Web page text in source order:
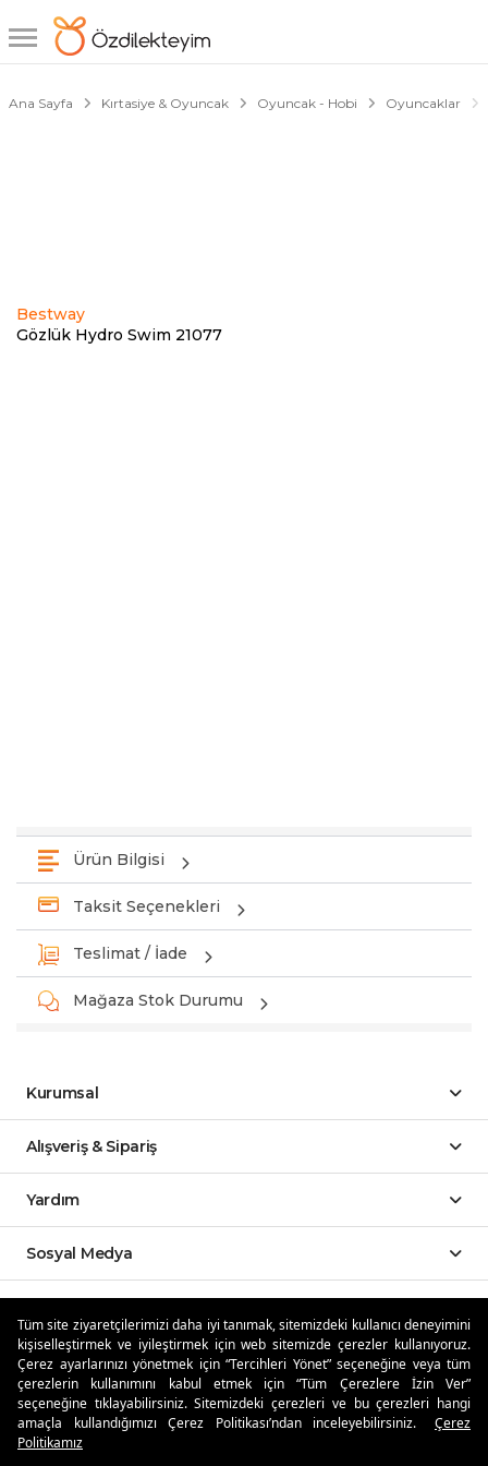
Tüm site ziyaretçilerimizi daha iyi tanımak, sitemizdeki kullanıcı deneyimini
kişiselleştirmek ve iyileştirmek için web sitemizde çerezler kullanıyoruz.
Çerez ayarlarınızı yönetmek için “Tercihleri Yönet” seçeneğine veya tüm
çerezlerin kullanımını kabul etmek için “Tüm Çerezlere İzin Ver”
seçeneğine tıklayabilirsiniz. Sitemizdeki çerezleri ve bu çerezleri hangi
amaçla kullandığımızı Çerez Politikası’ndan inceleyebilirsiniz.
Çerez
Politikamız
Ana Sayfa Kırtasiye & Oyuncak Oyuncak - Hobi Oyuncaklar
Bestway
Gözlük Hydro Swim 21077
1/4
Ürün Bilgisi
Taksit Seçenekleri
Teslimat / İade
Mağaza Stok Durumu
Kurumsal
Alışveriş & Sipariş
Yardım
Sosyal Medya
Özdilekteyim'de Taksit Avantajları
Güvenli Alışveriş